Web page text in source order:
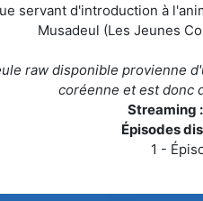
servant d'introduction à
Musadeul (Les Jeunes
raw disponible provienne
coréenne et est donc
Streaming
Épisodes
1 -